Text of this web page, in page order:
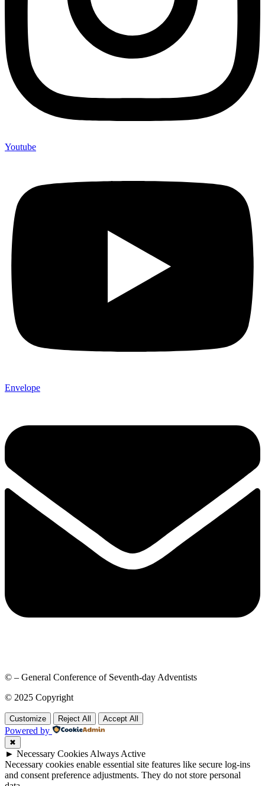
Youtube
Envelope
© – General Conference of Seventh-day Adventists
© 2025 Copyright
Customize Reject All Accept All
Powered by
✖
► Necessary Cookies Always Active
Necessary cookies enable essential site features like secure log-ins
and consent preference adjustments. They do not store personal